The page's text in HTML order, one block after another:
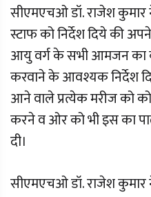
सीएमएचओ डॉ. राजेश कुमार
स्टाफ को निर्देश दिये की
आयु वर्ग के सभी आमजन का
करवाने के आवश्यक निर्देश
आने वाले प्रत्येक मरीज को
करने व ओर को भी इस का
दी।
सीएमएचओ डॉ. राजेश कुमार